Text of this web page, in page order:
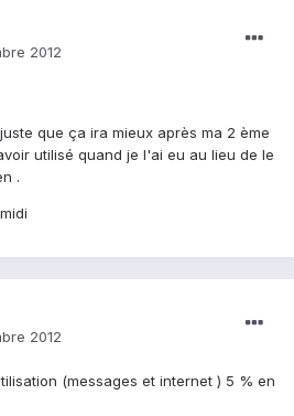
2012
que ça ira mieux après ma 2 ème
utilisé quand je l'ai eu au lieu de le
.
2012
(messages et internet ) 5 % en